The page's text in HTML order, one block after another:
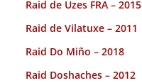
Raid de Uzes FRA – 2015
Raid de Vilatuxe – 2011
Raid Do Miño – 2018
Raid Doshaches – 2012